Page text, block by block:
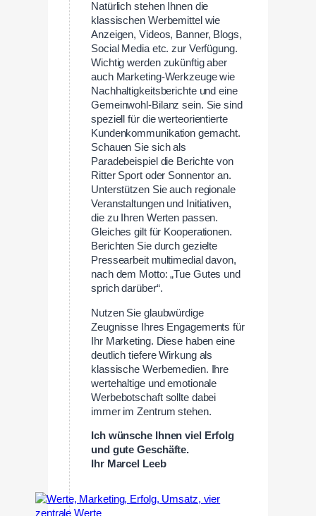
Natürlich stehen Ihnen die
klassischen Werbemittel wie
Anzeigen, Videos, Banner, Blogs,
Social Media etc. zur Verfügung.
Wichtig werden zukünftig aber
auch Marketing-Werkzeuge wie
Nachhaltigkeitsberichte und eine
Gemeinwohl-Bilanz sein. Sie sind
speziell für die werteorientierte
Kundenkommunikation gemacht.
Schauen Sie sich als
Paradebeispiel die Berichte von
Ritter Sport oder Sonnentor an.
Unterstützen Sie auch regionale
Veranstaltungen und Initiativen,
die zu Ihren Werten passen.
Gleiches gilt für Kooperationen.
Berichten Sie durch gezielte
Pressearbeit multimedial davon,
nach dem Motto: „Tue Gutes und
sprich darüber“.
Nutzen Sie glaubwürdige
Zeugnisse Ihres Engagements für
Ihr Marketing. Diese haben eine
deutlich tiefere Wirkung als
klassische Werbemedien. Ihre
wertehaltige und emotionale
Werbebotschaft sollte dabei
immer im Zentrum stehen.
Ich wünsche Ihnen viel Erfolg
und gute Geschäfte.
Ihr Marcel Leeb